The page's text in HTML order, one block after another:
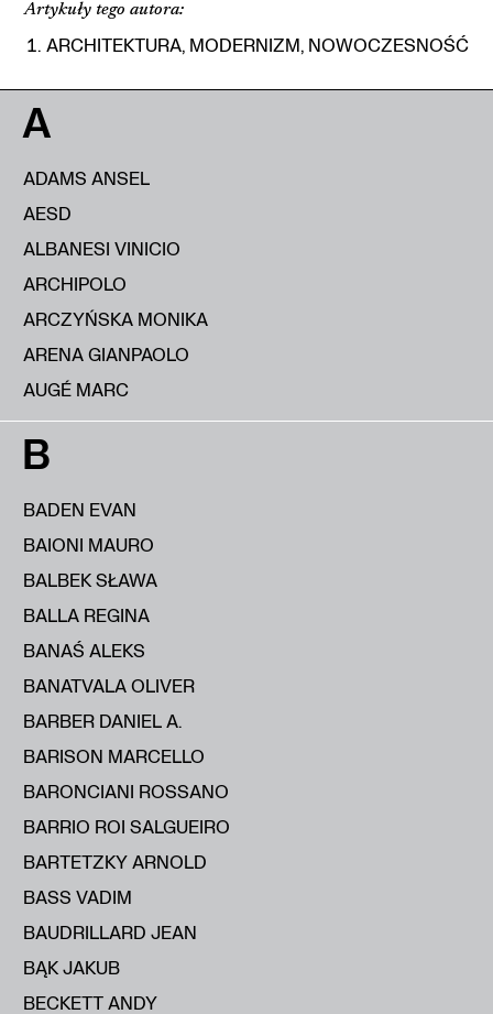
Artykuły tego autora:
ARCHITEKTURA, MODERNIZM, NOWOCZESNOŚĆ
A
ADAMS ANSEL
AESD
ALBANESI VINICIO
ARCHIPOLO
ARCZYŃSKA MONIKA
ARENA GIANPAOLO
AUGÉ MARC
B
BADEN EVAN
BAIONI MAURO
BALBEK SŁAWA
BALLA REGINA
BANAŚ ALEKS
BANATVALA OLIVER
BARBER DANIEL A.
BARISON MARCELLO
BARONCIANI ROSSANO
BARRIO ROI SALGUEIRO
BARTETZKY ARNOLD
BASS VADIM
BAUDRILLARD JEAN
BĄK JAKUB
BECKETT ANDY